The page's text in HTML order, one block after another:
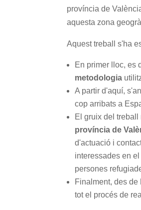
província de
aquesta zona
Aquest treball s'ha
En primer lloc, es
metodologia
A partir d'aquí,
cop arribats a
El gruix del
província de
d'actuació i
interessades en
persones
Finalment, des
tot el procés de